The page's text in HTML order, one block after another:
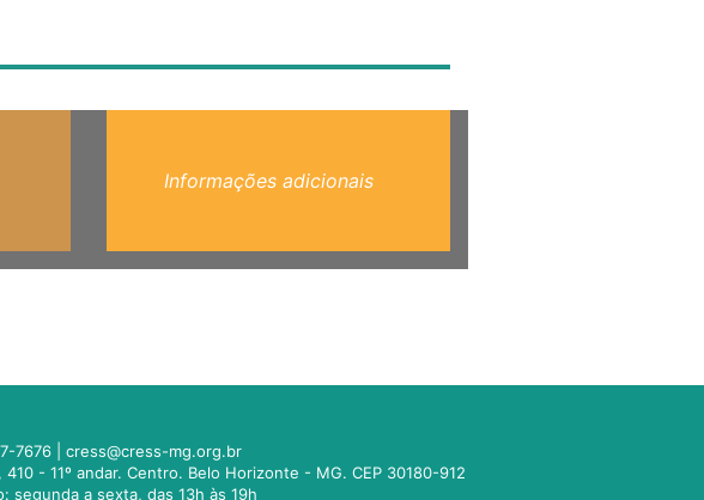
Informações adicionais
7676 |cress@cress-mg.org.br
410 - 11º andar. Centro. Belo Horizonte - MG. CEP 30180-912
segunda a sexta, das 13h às 19h